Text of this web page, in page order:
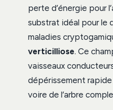
perte d’énergie pour
substrat idéal pour le
maladies
verticilliose. Ce
vaisseaux
dépérissement
voire de l’arbre